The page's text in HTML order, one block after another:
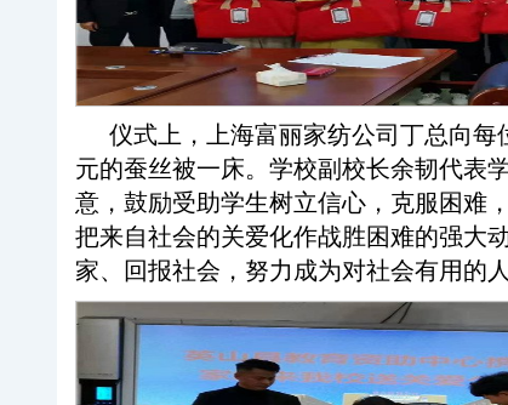
仪式上，上海富丽家纺公司丁总向
元的蚕丝被一床。学校副校长余韧代表
意，鼓励受助学生树立信心，克服困难
把来自社会的关爱化作战胜困难的强大
家、回报社会，努力成为对社会有用的人